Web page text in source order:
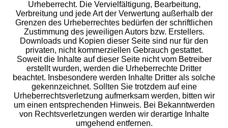
Urheberrecht. Die Vervielfältigung, Bearbeitung,
Verbreitung und jede Art der Verwertung außerhalb der
Grenzen des Urheberrechtes bedürfen der schriftlichen
Zustimmung des jeweiligen Autors bzw. Erstellers.
Downloads und Kopien dieser Seite sind nur für den
privaten, nicht kommerziellen Gebrauch gestattet.
Soweit die Inhalte auf dieser Seite nicht vom Betreiber
erstellt wurden, werden die Urheberrechte Dritter
beachtet. Insbesondere werden Inhalte Dritter als solche
gekennzeichnet. Sollten Sie trotzdem auf eine
Urheberrechtsverletzung aufmerksam werden, bitten wir
um einen entsprechenden Hinweis. Bei Bekanntwerden
von Rechtsverletzungen werden wir derartige Inhalte
umgehend entfernen.